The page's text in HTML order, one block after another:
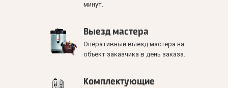
минут.
Выезд мастера
Оперативный выезд мастера на
объект заказчика в день заказа.
Комплектующие